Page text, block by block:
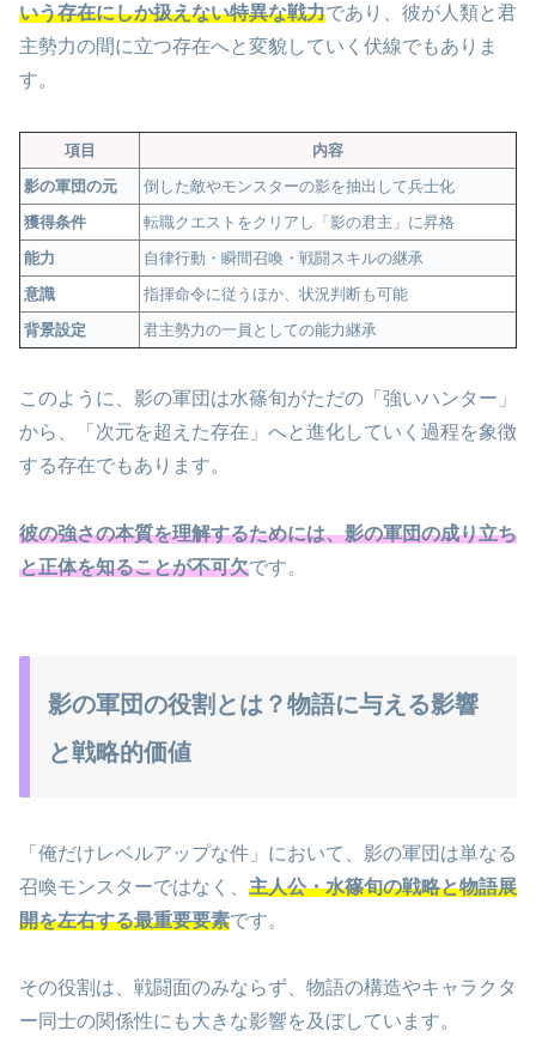
いう存在にしか扱えない特異な戦力であり、彼が人類と君
主勢力の間に立つ存在へと変貌していく伏線でもありま
す。
項目
内容
影の軍団の元
倒した敵やモンスターの影を抽出して兵士化
獲得条件
転職クエストをクリアし「影の君主」に昇格
能力
自律行動・瞬間召喚・戦闘スキルの継承
意識
指揮命令に従うほか、状況判断も可能
背景設定
君主勢力の一員としての能力継承
このように、影の軍団は水篠旬がただの「強いハンター」
から、「次元を超えた存在」へと進化していく過程を象徴
する存在でもあります。
彼の強さの本質を理解するためには、影の軍団の成り立ち
と正体を知ることが不可欠です。
影の軍団の役割とは？物語に与える影響
と戦略的価値
「俺だけレベルアップな件」において、影の軍団は単なる
召喚モンスターではなく、 主人公・水篠旬の戦略と物語展
開を左右する最重要要素です。
その役割は、戦闘面のみならず、物語の構造やキャラクタ
ー同士の関係性にも大きな影響を及ぼしています。